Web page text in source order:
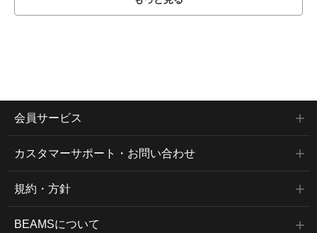
会員サービス
カスタマーサポート・お問い合わせ
規約・方針
BEAMSについて